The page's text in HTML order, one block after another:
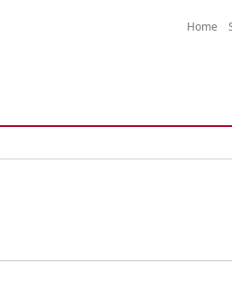
Home